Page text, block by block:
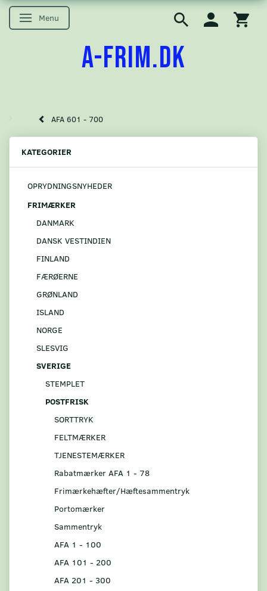
Skifte navigation
Menu
A-FRIM.DK
AFA 601 - 700
KATEGORIER
OPRYDNINGSNYHEDER
FRIMÆRKER
DANMARK
DANSK VESTINDIEN
FINLAND
FÆRØERNE
GRØNLAND
ISLAND
NORGE
SLESVIG
SVERIGE
STEMPLET
POSTFRISK
SORTTRYK
FELTMÆRKER
TJENESTEMÆRKER
Rabatmærker AFA 1 - 78
Frimærkehæfter/Hæftesammentryk
Portomærker
Sammentryk
AFA 1 - 100
AFA 101 - 200
AFA 201 - 300